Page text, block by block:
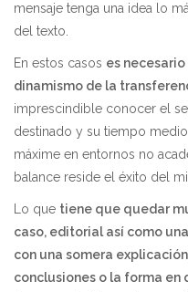
mensaje tenga una idea lo
del texto.
En estos casos es
dinamismo de la
imprescindible conocer el
destinado y su tiempo
máxime en entornos no
balance reside el éxito del
Lo que tiene que quedar
caso, editorial así como
con una somera
conclusiones o la forma